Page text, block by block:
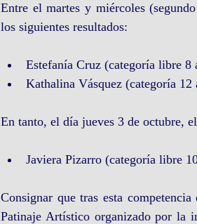
Entre el martes y miércoles
los siguientes resultados:
Estefanía Cruz (categoría libre 8
Kathalina Vásquez (categoría 12
En tanto, el día jueves 3 de octubre,
Javiera Pizarro (categoría libre
Consignar que tras esta
Patinaje Artístico organizado por la